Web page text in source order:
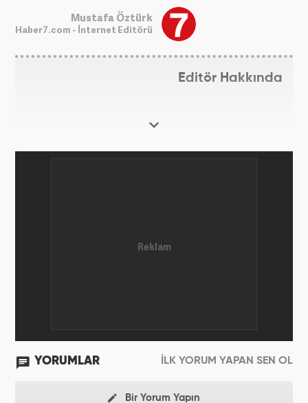
Mustafa Öztürk
Haber7.com - İnternet Editörü
Editör Hakkında
YORUMLAR İLK YORUM YAPAN SEN OL
Bir Yorum Yapın